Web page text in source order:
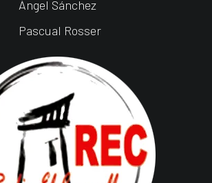
Ángel Sánchez
Pascual Rosser